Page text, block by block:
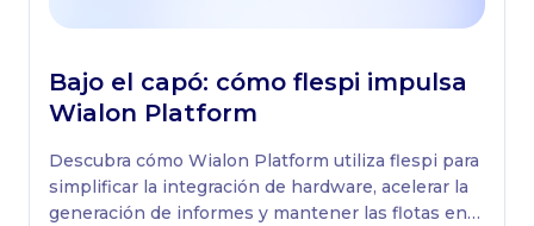
Bajo el capó: сómo flespi impulsa
Wialon Platform
Descubra cómo Wialon Platform utiliza flespi para
simplificar la integración de hardware, acelerar la
generación de informes y mantener las flotas en